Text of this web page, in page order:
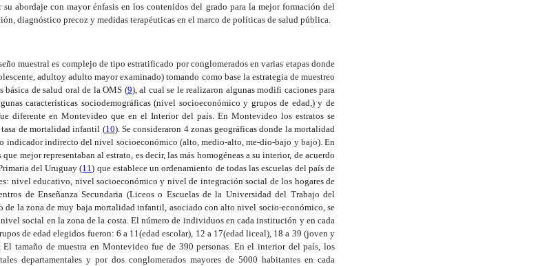
abordaje con mayor énfasis en los contenidos del grado para la mejor formación del
diagnóstico precoz y medidas terapéuticas en el marco de políticas de salud pública.
muestral es complejo de tipo estratificado por conglomerados en varias etapas donde
adultoy adulto mayor examinado) tomando como base la estrategia de muestreo
básica de salud oral de la OMS (9), al cual se le realizaron algunas modifi caciones para
características sociodemográficas (nivel socioeconómico y grupos de edad,) y de
diferente en Montevideo que en el Interior del país. En Montevideo los estratos se
tasa de mortalidad infantil (10). Se consideraron 4 zonas geográficas donde la mortalidad
indicador indirecto del nivel socioeconómico (alto, medio-alto, me-dio-bajo y bajo). En
mejor representaban al estrato, es decir, las más homogéneas a su interior, de acuerdo
del Uruguay (11) que establece un ordenamiento de todas las escuelas del país de
nivel educativo, nivel socioeconómico y nivel de integración social de los hogares de
de Enseñanza Secundaria (Liceos o Escuelas de la Universidad del Trabajo del
de la zona de muy baja mortalidad infantil, asociado con alto nivel socio-económico, se
social en la zona de la costa. El número de individuos en cada institución y en cada
de edad elegidos fueron: 6 a 11(edad escolar), 12 a 17(edad liceal), 18 a 39 (joven y
tamaño de muestra en Montevideo fue de 390 personas. En el interior del país, los
departamentales y por dos conglomerados mayores de 5000 habitantes en cada